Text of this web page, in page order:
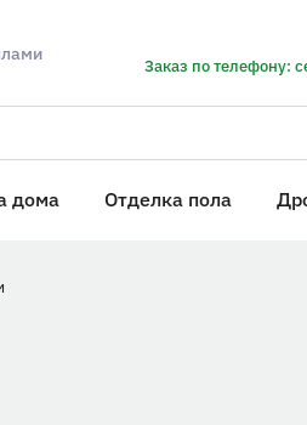
Заказ по телефону:
дома Отделка пола